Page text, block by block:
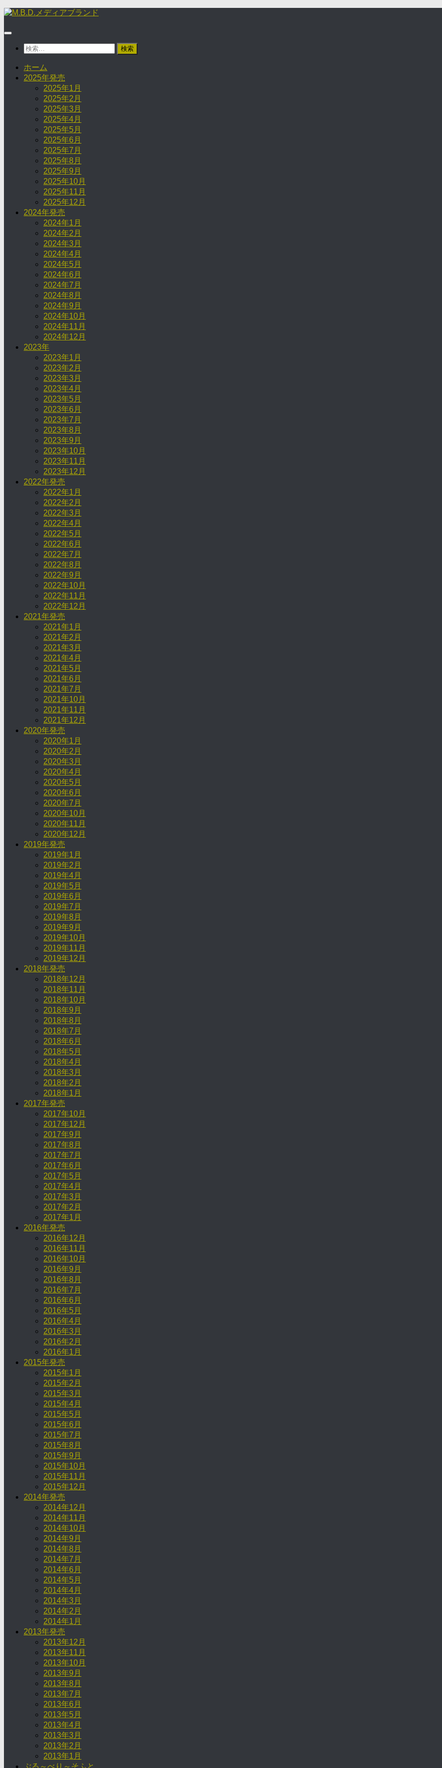
コ
テ
検
ホーム
2025年発売
2025年1月
2025年2月
2025年3月
2025年4月
2025年5月
2025年6月
2025年7月
2025年8月
2025年9月
2025年10月
2025年11月
2025年12月
2024年発売
2024年1月
2024年2月
2024年3月
2024年4月
2024年5月
2024年6月
2024年7月
2024年8月
2024年9月
2024年10月
2024年11月
2024年12月
2023年
2023年1月
2023年2月
2023年3月
2023年4月
2023年5月
2023年6月
2023年7月
2023年8月
2023年9月
2023年10月
2023年11月
2023年12月
2022年発売
2022年1月
2022年2月
2022年3月
2022年4月
2022年5月
2022年6月
2022年7月
2022年8月
2022年9月
2022年10月
2022年11月
2022年12月
2021年発売
2021年1月
2021年2月
2021年3月
2021年4月
2021年5月
2021年6月
2021年7月
2021年10月
2021年11月
2021年12月
2020年発売
2020年1月
2020年2月
2020年3月
2020年4月
2020年5月
2020年6月
2020年7月
2020年10月
2020年11月
2020年12月
2019年発売
2019年1月
2019年2月
2019年4月
2019年5月
2019年6月
2019年7月
2019年8月
2019年9月
2019年10月
2019年11月
2019年12月
2018年発売
2018年12月
2018年11月
2018年10月
2018年9月
2018年8月
2018年7月
2018年6月
2018年5月
2018年4月
2018年3月
2018年2月
2018年1月
2017年発売
2017年10月
2017年12月
2017年9月
2017年8月
2017年7月
2017年6月
2017年5月
2017年4月
2017年3月
2017年2月
2017年1月
2016年発売
2016年12月
2016年11月
2016年10月
2016年9月
2016年8月
2016年7月
2016年6月
2016年5月
2016年4月
2016年3月
2016年2月
2016年1月
2015年発売
2015年1月
2015年2月
2015年3月
2015年4月
2015年5月
2015年6月
2015年7月
2015年8月
2015年9月
2015年10月
2015年11月
2015年12月
2014年発売
2014年12月
2014年11月
2014年10月
2014年9月
2014年8月
2014年7月
2014年6月
2014年5月
2014年4月
2014年3月
2014年2月
2014年1月
2013年発売
2013年12月
2013年11月
2013年10月
2013年9月
2013年8月
2013年7月
2013年6月
2013年5月
2013年4月
2013年3月
2013年2月
2013年1月
ぶる～べり～そふと